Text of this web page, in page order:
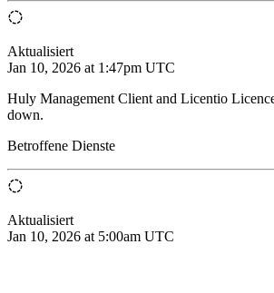
Aktualisiert
Jan 10, 2026 at 1:47pm UTC
Huly Management Client and Licentio
down.
Betroffene Dienste
Aktualisiert
Jan 10, 2026 at 5:00am UTC